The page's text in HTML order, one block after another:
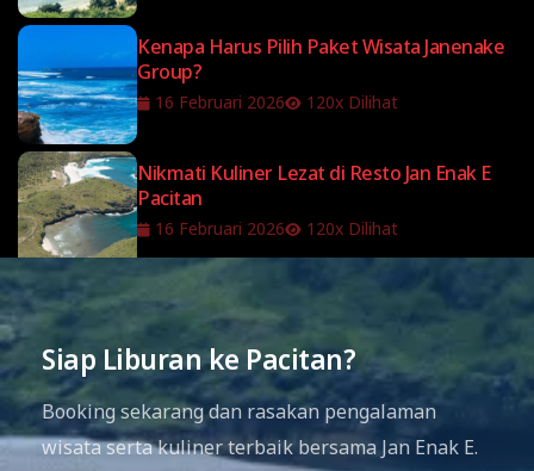
Kenapa Harus Pilih Paket Wisata Janenake
Group?
16 Februari 2026 120x Dilihat
Nikmati Kuliner Lezat di Resto Jan Enak E
Pacitan
16 Februari 2026 120x Dilihat
Siap Liburan ke Pacitan?
Booking sekarang dan rasakan pengalaman
wisata serta kuliner terbaik bersama Jan Enak E.